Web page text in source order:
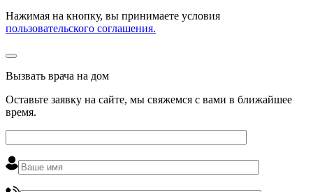
Нажимая на кнопку, вы принимаете условия
пользовательского соглашения.
Вызвать врача на дом
Оставьте заявку на сайте, мы свяжемся с вами в ближайшее
время.